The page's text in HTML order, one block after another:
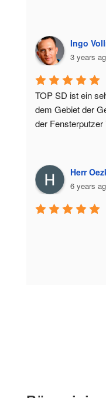
Ingo
3 years
TOP SD ist ein
dem Gebiet der
der
Herr
6 years